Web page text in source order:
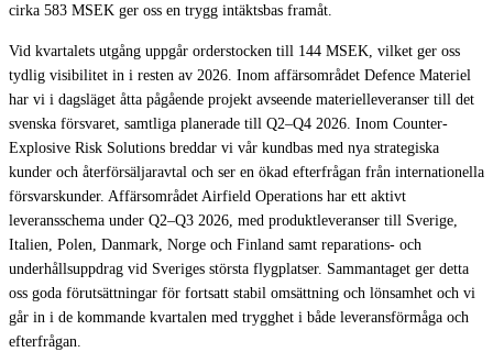
cirka 583 MSEK ger oss en trygg intäktsbas framåt.
Vid kvartalets utgång uppgår orderstocken till 144 MSEK, vilket ger oss
tydlig visibilitet in i resten av 2026. Inom affärsområdet Defence Materiel
har vi i dagsläget åtta pågående projekt avseende materielleveranser till det
svenska försvaret, samtliga planerade till Q2–Q4 2026. Inom Counter-
Explosive Risk Solutions breddar vi vår kundbas med nya strategiska
kunder och återförsäljaravtal och ser en ökad efterfrågan från internationella
försvarskunder. Affärsområdet Airfield Operations har ett aktivt
leveransschema under Q2–Q3 2026, med produktleveranser till Sverige,
Italien, Polen, Danmark, Norge och Finland samt reparations- och
underhållsuppdrag vid Sveriges största flygplatser. Sammantaget ger detta
oss goda förutsättningar för fortsatt stabil omsättning och lönsamhet och vi
går in i de kommande kvartalen med trygghet i både leveransförmåga och
efterfrågan.